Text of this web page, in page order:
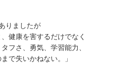
りましたが
健康を害するだけでなく
フさ、勇気、学習能力、
で失いかねない。」